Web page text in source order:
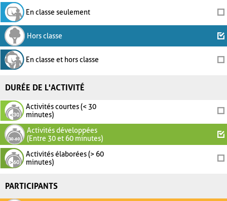
En classe seulement
Hors classe
En classe et hors classe
DURÉE DE L'ACTIVITÉ
Activités courtes (< 30
minutes)
Activités développées
(Entre 30 et 60 minutes)
Activités élaborées (> 60
minutes)
PARTICIPANTS